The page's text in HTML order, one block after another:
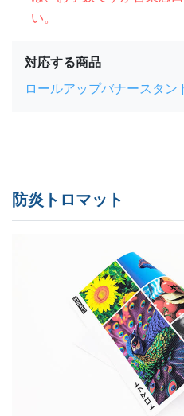
い。
対応する商品
ロールアップバナースタン
防炎トロマット